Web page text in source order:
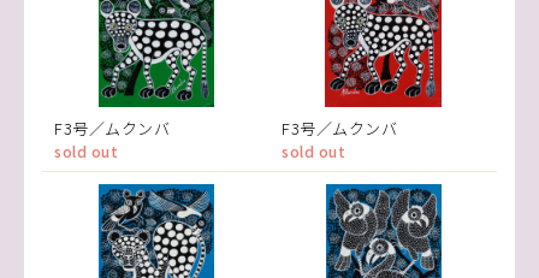
F3号／ムクンバ
sold out
F3号／ムクンバ
sold out